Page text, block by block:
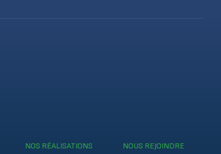
NOS RÉALISATIONS NOUS REJOINDRE